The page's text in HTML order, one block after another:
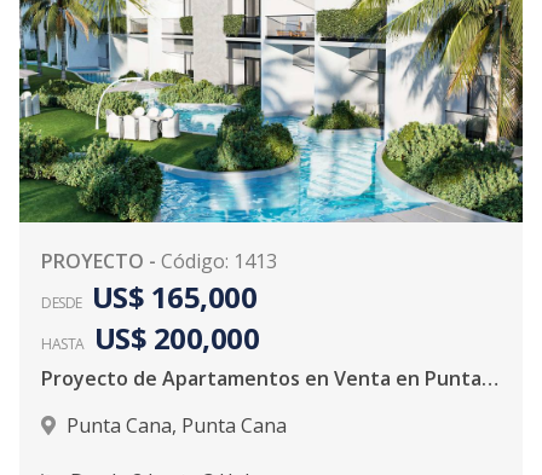
PROYECTO - Código: 1413
DESDE US$ 165,000
HASTA US$ 200,000
Proyecto de Apartamentos en Venta en Punta Cana
Punta Cana, Punta Cana